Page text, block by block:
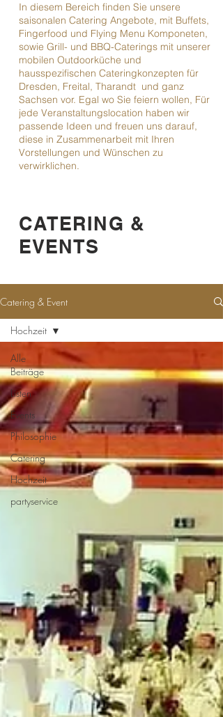
In diesem Bereich finden Sie unsere
saisonalen Catering Angebote, mit Buffets,
Fingerfood und Flying Menu Komponeten,
sowie Grill- und BBQ-Caterings mit unserer
mobilen Outdoorküche und
hausspezifischen Cateringkonzepten für
Dresden, Freital, Tharandt und ganz
Sachsen vor. Egal wo Sie feiern wollen, Für
jede Veranstaltungslocation haben wir
passende Ideen und freuen uns darauf,
diese in Zusammenarbeit mit Ihren
Vorstellungen und Wünschen zu
verwirklichen.
CATERING &
EVENTS
Catering & Event
Alle
Beiträge
Listen
Events
Philosophie
Catering
Hochzeit
partyservice
Hochzeit